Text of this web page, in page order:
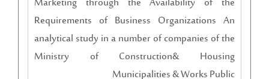
Requirements of Business Organizations An
analytical study in a number of companies of the
Ministry of Construction& Housing
Municipalities & Works Public